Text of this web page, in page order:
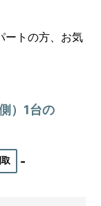
ートの方、お気
）1台の
取 -